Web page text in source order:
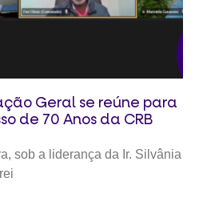
Geral se reúne para
de 70 Anos da CRB
sob a liderança da Ir. Silvânia